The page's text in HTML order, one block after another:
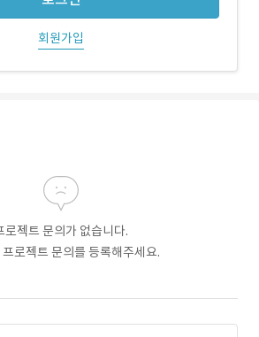
회원가입
로젝트 문의가 없습니다.
프로젝트 문의를 등록해주세요.